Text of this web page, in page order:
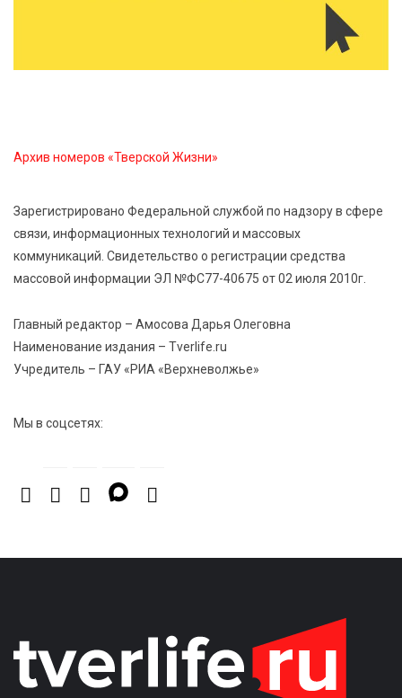
От сортировки мусора до жилья для ветеранов СВО:
Владимир Васильев получил удостоверение
7 Авг 2026 13:32 284
В Старице состоится бесплатный фестиваль
авиамоделей
7 Авг 2026 13:02 208
Как уберечься от клещей: рекомендации
Роспотребнадзора и текущая статистика
Архив номеров «Тверской Жизни»
Зарегистрировано Федеральной службой по надзору в сфере
связи, информационных технологий и массовых
коммуникаций. Свидетельство о регистрации средства
массовой информации ЭЛ №ФС77-40675 от 02 июля 2010г.
Главный редактор – Амосова Дарья Олеговна
Наименование издания – Tverlife.ru
Учредитель – ГАУ «РИА «Верхневолжье»
Мы в соцсетях: